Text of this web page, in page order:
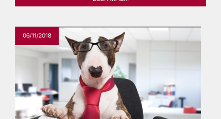
06/11/2018